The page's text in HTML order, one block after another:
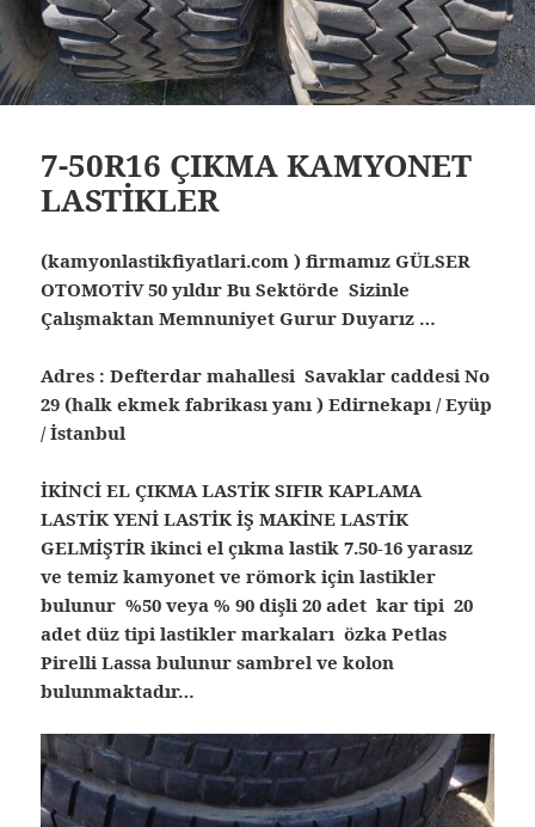
7-50R16 ÇIKMA KAMYONET
LASTİKLER
(kamyonlastikfiyatlari.com ) firmamız GÜLSER
OTOMOTİV 50 yıldır Bu Sektörde Sizinle
Çalışmaktan Memnuniyet Gurur Duyarız …
Adres : Defterdar mahallesi Savaklar caddesi No
29 (halk ekmek fabrikası yanı ) Edirnekapı / Eyüp
/ İstanbul
İKİNCİ EL ÇIKMA LASTİK SIFIR KAPLAMA
LASTİK YENİ LASTİK İŞ MAKİNE LASTİK
GELMİŞTİR ikinci el çıkma lastik7.50-16 yarasız
ve temiz kamyonet ve römork için lastikler
bulunur %50 veya % 90 dişli 20 adet kar tipi 20
adet düz tipi lastikler markaları özka Petlas
Pirelli Lassa bulunur sambrel ve kolon
bulunmaktadır…